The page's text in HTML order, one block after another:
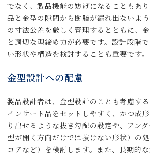
でなく、製品機能の妨げになることもあ
品と金型の隙間から樹脂が漏れ出ないよ
の寸法公差を厳しく管理するとともに、
と適切な型締め力が必要です。設計段階
い形状や構造を検討することも重要です。
金型設計への配慮
製品設計者は、金型設計のことも考慮する
インサート品をセットしやすく、かつ成
り出せるような抜き勾配の設定や、アン
型が開く方向だけでは抜けない形状）の
コアなど）を検討します。また、長期的